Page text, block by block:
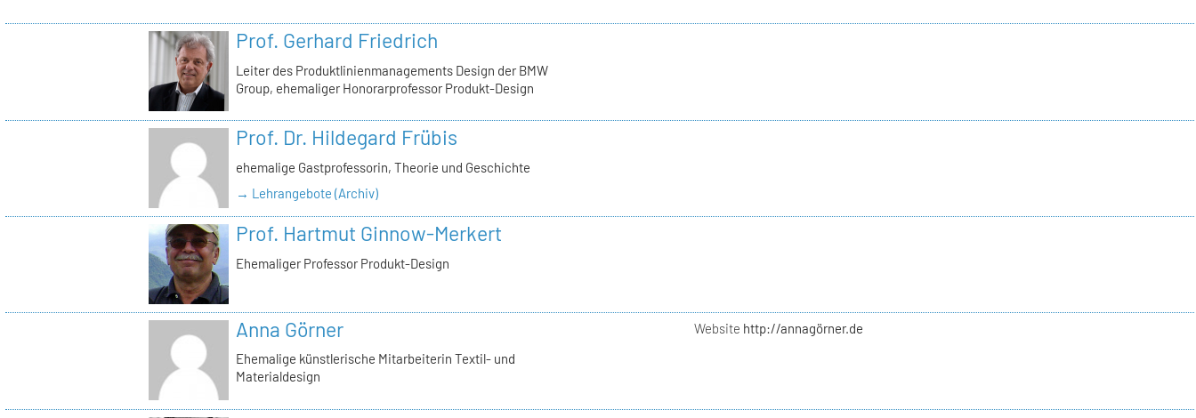
Prof. Gerhard Friedrich
Leiter des Produktlinienmanagements Design der BMW
Group, ehemaliger Honorarprofessor Produkt-Design
Prof. Dr. Hildegard Frübis
ehemalige Gastprofessorin, Theorie und Geschichte
→ Lehrangebote (Archiv)
Prof. Hartmut Ginnow-Merkert
Ehemaliger Professor Produkt-Design
Anna Görner
Ehemalige künstlerische Mitarbeiterin Textil- und
Materialdesign
Website http://annagörner.de